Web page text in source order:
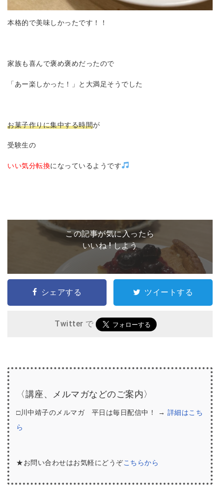
本格的で美味しかったです！！
家族も喜んで褒め褒めだったので
「あー楽しかった！」と大満足そうでした
お菓子作りに集中する時間が
受験生の
いい気分転換になっているようです
この記事が気に入ったら
いいね ! しよう
シェアする ツイートする
Twitter で
〈講座、メルマガなどのご案内〉
□川中靖子のメルマガ 平日は毎日配信中！ → 詳細はこち
ら
★お問い合わせはお気軽にどうぞこちらから